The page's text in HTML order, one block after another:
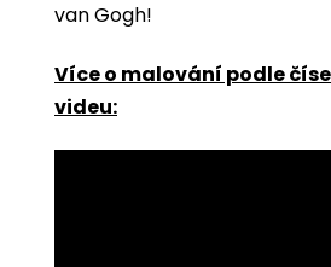
van Gogh!
Více o malování podle
videu: